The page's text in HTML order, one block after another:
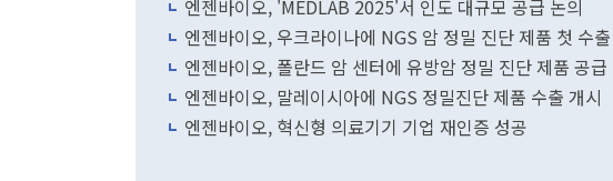
엔젠바이오, 'MEDLAB 2025'서 인도 대규모 공급 논의
엔젠바이오, 우크라이나에 NGS 암 정밀 진단 제품 첫 수출
엔젠바이오, 폴란드 암 센터에 유방암 정밀 진단 제품 공급
엔젠바이오, 말레이시아에 NGS 정밀진단 제품 수출 개시
엔젠바이오, 혁신형 의료기기 기업 재인증 성공